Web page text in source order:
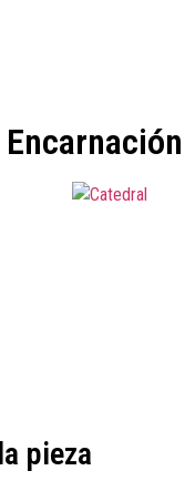
pieza